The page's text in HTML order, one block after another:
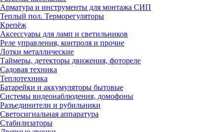
Арматура и инструменты для монтажа СИП
Теплый пол. Терморегуляторы
Крепёж
Аксессуары для ламп и светильников
Реле управления, контроля и прочие
Лотки металлические
Таймеры, детекторы движения, фотореле
Садовая техника
Теплотехника
Батарейки и аккумуляторы бытовые
Системы видеонаблюдения, домофоны
Разъединители и рубильники
Светосигнальная аппаратура
Стабилизаторы